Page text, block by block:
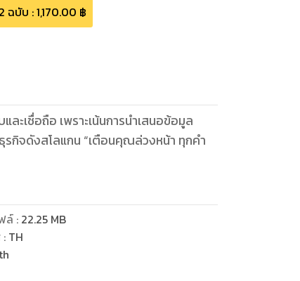
ฉบับ :1,170.00 ฿
ะเชื่อถือ เพราะเน้นการนำเสนอข้อมูล
รกิจดังสโลแกน “เตือนคุณล่วงหน้า ทุกคำ
ล์: 22.25 MB
: TH
th